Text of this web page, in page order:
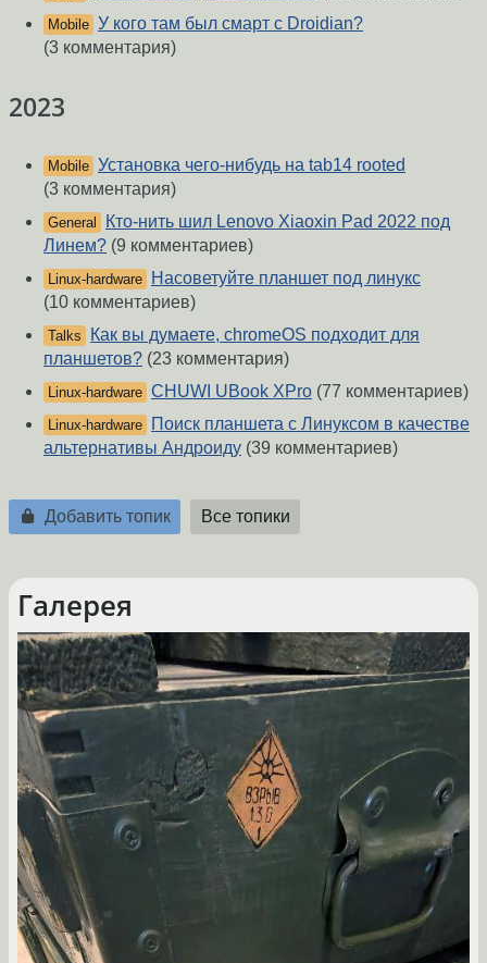
Mobile У кого там был смарт с Droidian?
(3 комментария)
2023
Mobile Установка чего-нибудь на tab14 rooted
(3 комментария)
General
Кто-нить шил Lenovo Xiaoxin Pad 2022 под
Линем? (9 комментариев)
Linux-hardware
Насоветуйте планшет под линукс
(10 комментариев)
Talks
Как вы думаете, chromeOS подходит для
планшетов? (23 комментария)
Linux-hardware CHUWI UBook XPro (77 комментариев)
Linux-hardware
Поиск планшета с Линуксом в качестве
альтернативы Андроиду (39 комментариев)
Добавить топик Все топики
Галерея